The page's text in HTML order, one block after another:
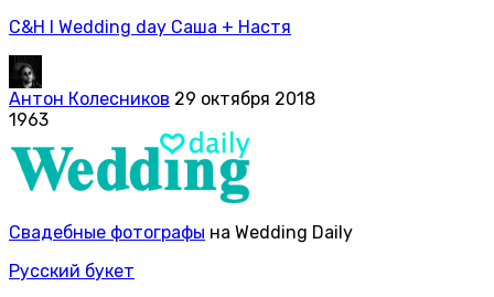
С&Н I Wedding day Саша + Настя
Антон Колесников 29 октября 2018
1963
Свадебные фотографы на Wedding Daily
Русский букет